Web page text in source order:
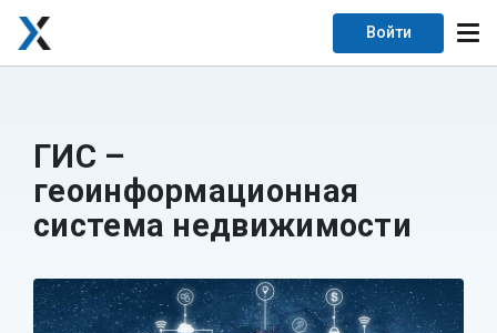
Войти
ГИС –
геоинформационная
система недвижимости